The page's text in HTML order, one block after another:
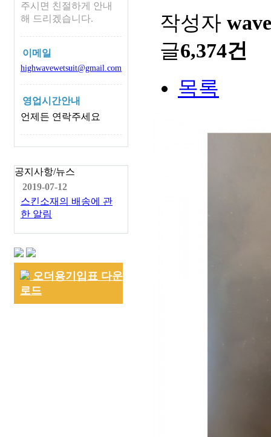
주시면 친절하게 안내
해 드리겠습니다.
이메일
highwavewetsuit@gmail.com
영업시간안내
언제든 연락주세요
공지사항/뉴스
2019-07-12
스킨소재의 배송에 관
한 알림
오더용기입표 다운
로드
작성자 wave
글6,374건
목록